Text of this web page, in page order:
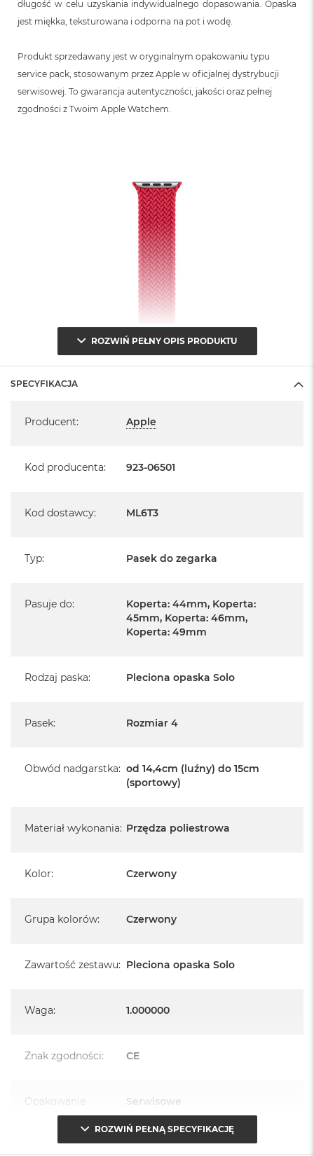
długość w celu uzyskania indywidualnego dopasowania. Opaska
jest miękka, teksturowana i odporna na pot i wodę.
Produkt sprzedawany jest w oryginalnym opakowaniu typu
service pack, stosowanym przez Apple w oficjalnej dystrybucji
serwisowej. To gwarancja autentyczności, jakości oraz pełnej
zgodności z Twoim Apple Watchem.
ROZWIŃ PEŁNY OPIS PRODUKTU
SPECYFIKACJA
Producent: Apple
Kod producenta: 923-06501
Kod dostawcy: ML6T3
Typ: Pasek do zegarka
Pasuje do:
Koperta: 44mm, Koperta:
45mm, Koperta: 46mm,
Koperta: 49mm
Rodzaj paska: Pleciona opaska Solo
Pasek: Rozmiar 4
Obwód nadgarstka: od 14,4cm (luźny) do 15cm
(sportowy)
Materiał wykonania: Przędza poliestrowa
Kolor: Czerwony
Grupa kolorów: Czerwony
Zawartość zestawu: Pleciona opaska Solo
Waga: 1.000000
Znak zgodności: CE
Opakowanie
(pudełko):
Serwisowe
ROZWIŃ PEŁNĄ SPECYFIKACJĘ